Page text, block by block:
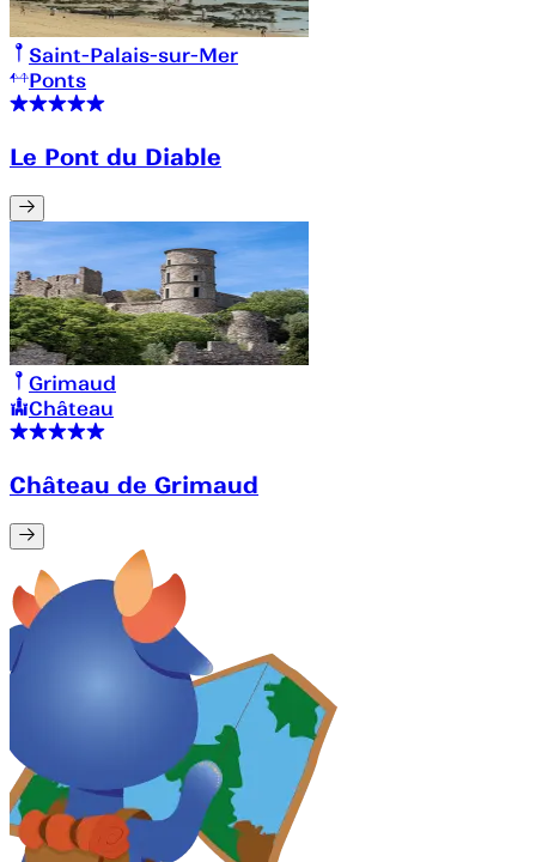
Saint-Palais-sur-Mer
Ponts
Le Pont du Diable
Grimaud
Château
Château de Grimaud